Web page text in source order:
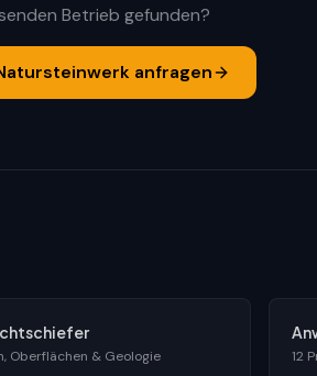
Betrieb gefunden?
anfragen
Oberflächen & Geologie 12